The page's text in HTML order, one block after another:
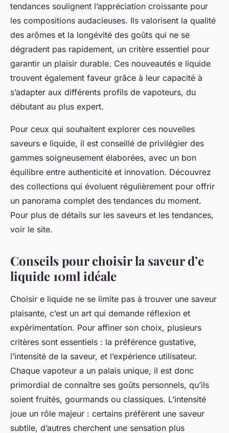
tendances soulignent l’appréciation croissante pour
les compositions audacieuses. Ils valorisent la qualité
des arômes et la longévité des goûts qui ne se
dégradent pas rapidement, un critère essentiel pour
garantir un plaisir durable. Ces nouveautés e liquide
trouvent également faveur grâce à leur capacité à
s’adapter aux différents profils de vapoteurs, du
débutant au plus expert.
Pour ceux qui souhaitent explorer ces nouvelles
saveurs e liquide, il est conseillé de privilégier des
gammes soigneusement élaborées, avec un bon
équilibre entre authenticité et innovation. Découvrez
des collections qui évoluent régulièrement pour offrir
un panorama complet des tendances du moment.
Pour plus de détails sur les saveurs et les tendances,
voir le site.
Conseils pour choisir la saveur d’e
liquide 10ml idéale
Choisir e liquide ne se limite pas à trouver une saveur
plaisante, c’est un art qui demande réflexion et
expérimentation. Pour affiner son choix, plusieurs
critères sont essentiels : la préférence gustative,
l’intensité de la saveur, et l’expérience utilisateur.
Chaque vapoteur a un palais unique, il est donc
primordial de connaître ses goûts personnels, qu’ils
soient fruités, gourmands ou classiques. L’intensité
joue un rôle majeur : certains préfèrent une saveur
subtile, d’autres cherchent une sensation plus